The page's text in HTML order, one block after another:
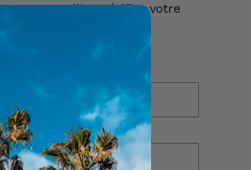
veuillez vérifier votre